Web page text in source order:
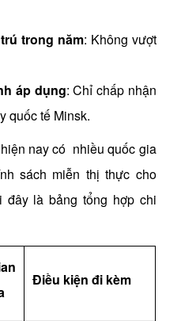
trong năm: Không vượt
áp dụng: Chỉ chấp nhận
quốc tế Minsk.
nay có nhiều quốc gia
sách miễn thị thực cho
đây là bảng tổng hợp chi
Điều kiện đi kèm